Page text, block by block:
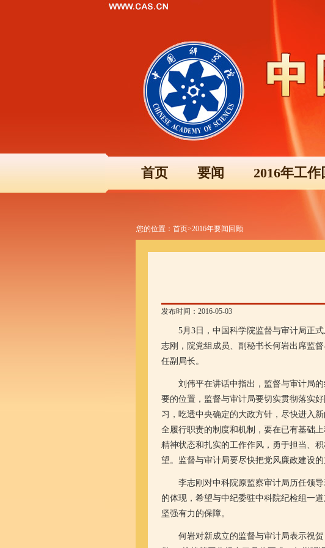
首页 要闻 2016年工作
您的位置： 首页>2016年要闻回顾
发布时间：2016-05-03
5月3日，中国科学院监督与审计局正式
志刚，院党组成员、副秘书长何岩出席监
任副局长。
刘伟平在讲话中指出，监督与审计局的
要的位置，监督与审计局要切实贯彻落实
习，吃透中央确定的大政方针，尽快进入
全履行职责的制度和机制，要在已有基础
精神状态和扎实的工作作风，勇于担当、
望。监督与审计局要尽快把党风廉政建设
李志刚对中科院原监察审计局历任领导
的体现，希望与中纪委驻中科院纪检组一
坚强有力的保障。
何岩对新成立的监督与审计局表示祝贺